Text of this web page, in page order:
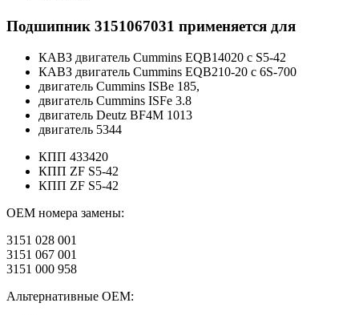
Подшипник 3151067031 применяется для
КАВЗ двигатель Cummins EQB14020 с S5-42
КАВЗ двигатель Cummins EQB210-20 с 6S-700
двигатель Cummins ISBe 185,
двигатель Cummins ISFe 3.8
двигатель Deutz BF4M 1013
двигатель 5344
КПП 433420
КПП ZF S5-42
КПП ZF S5-42
OEM номера замены:
3151 028 001
3151 067 001
3151 000 958
Альтернативные ОЕМ: